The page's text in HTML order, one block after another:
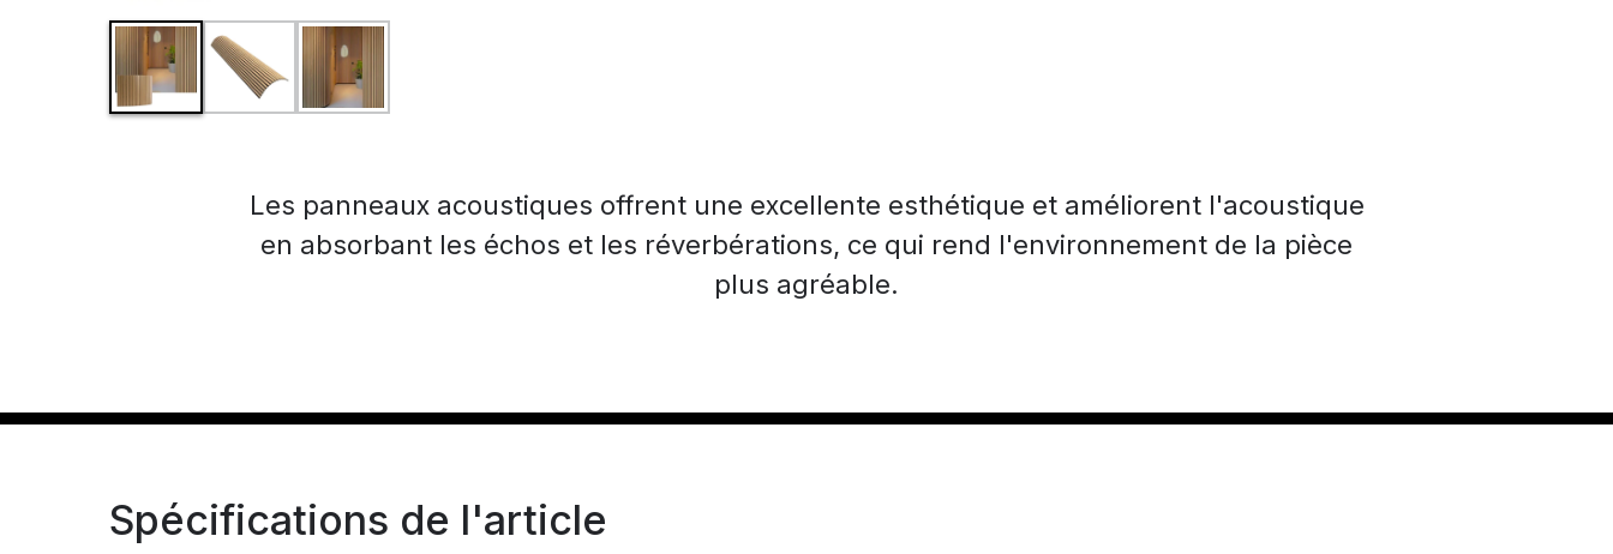
Les panneaux acoustiques offrent une excellente esthétique et améliorent l'acoustique
en absorbant les échos et les réverbérations, ce qui rend l'environnement de la pièce
plus agréable.
Spécifications de l'article